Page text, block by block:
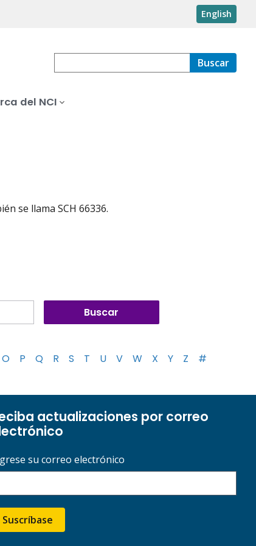
English
Buscar
del NCI
se llama SCH 66336.
O P Q R S T U V W X Y Z #
actualizaciones por correo
su correo electrónico
Suscríbase